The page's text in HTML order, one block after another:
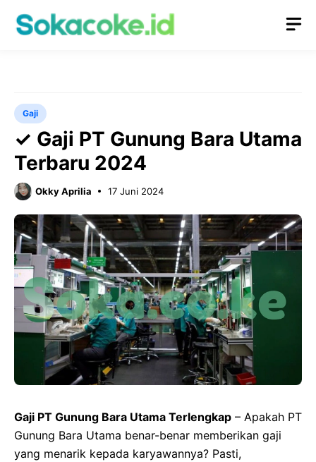
Gaji
✓ Gaji PT Gunung Bara Utama
Terbaru 2024
Okky Aprilia 17 Juni 2024
Gaji PT Gunung Bara Utama Terlengkap – Apakah PT
Gunung Bara Utama benar-benar memberikan gaji
yang menarik kepada karyawannya? Pasti,